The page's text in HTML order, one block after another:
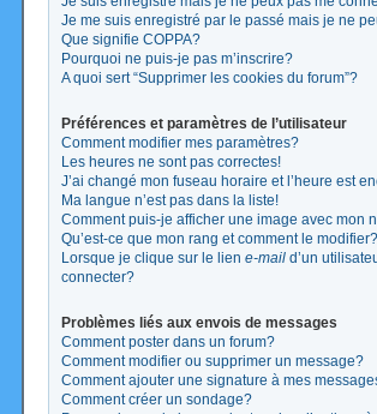
Je me suis enregistré par le passé mais je ne
Que signifie COPPA?
Pourquoi ne puis-je pas m’inscrire?
A quoi sert “Supprimer les cookies du forum”?
Préférences et paramètres de l’utilisateur
Comment modifier mes paramètres?
Les heures ne sont pas correctes!
J’ai changé mon fuseau horaire et l’heure est
Ma langue n’est pas dans la liste!
Comment puis-je afficher une image avec mon
Qu’est-ce que mon rang et comment le modifier?
Lorsque je clique sur le lien e-mail d’un
connecter?
Problèmes liés aux envois de messages
Comment poster dans un forum?
Comment modifier ou supprimer un message?
Comment ajouter une signature à mes
Comment créer un sondage?